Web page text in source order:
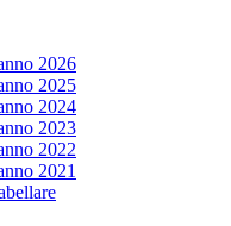
2026
2025
2024
2023
2022
2021